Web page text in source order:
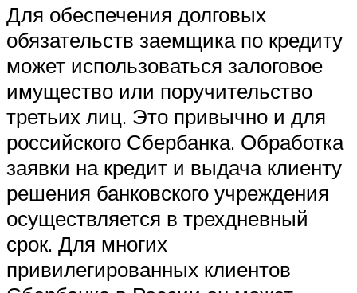
Для обеспечения долговых
обязательств заемщика по кредиту
может использоваться залоговое
имущество или поручительство
третьих лиц. Это привычно и для
российского Сбербанка. Обработка
заявки на кредит и выдача клиенту
решения банковского учреждения
осуществляется в трехдневный
срок. Для многих
привилегированных клиентов